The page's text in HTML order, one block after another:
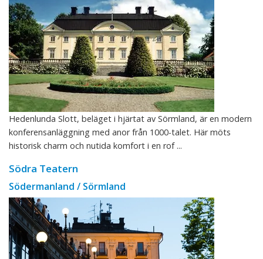
Hedenlunda Slott, beläget i hjärtat av Sörmland, är en modern
konferensanläggning med anor från 1000-talet. Här möts
historisk charm och nutida komfort i en rof ...
Södra Teatern
Södermanland / Sörmland